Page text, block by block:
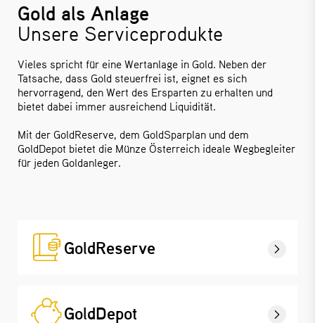
Gold als Anlage
Unsere Serviceprodukte
Vieles spricht für eine Wertanlage in Gold. Neben der
Tatsache, dass Gold steuerfrei ist, eignet es sich
hervorragend, den Wert des Ersparten zu erhalten und
bietet dabei immer ausreichend Liquidität.
Mit der GoldReserve, dem GoldSparplan und dem
GoldDepot bietet die Münze Österreich ideale Wegbegleiter
für jeden Goldanleger.
GoldReserve
GoldDepot